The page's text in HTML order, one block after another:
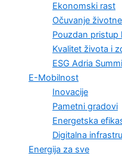
Ekonomski rast
Očuvanje
Pouzdan pristup
Kvalitet života i
ESG Adria
E-Mobilnost
Inovacije
Pametni gradovi
Energetska
Digitalna
Energija za sve